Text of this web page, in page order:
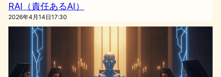
RAI（責任あるAI）
2026年4月14日17:30